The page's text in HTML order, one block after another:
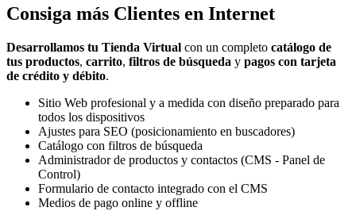
Consiga más Clientes en Internet
Desarrollamos tu Tienda Virtual con un completo catálogo de
tus productos, carrito, filtros de búsqueda y pagos con tarjeta
de crédito y débito.
Sitio Web profesional y a medida con diseño preparado para
todos los dispositivos
Ajustes para SEO (posicionamiento en buscadores)
Catálogo con filtros de búsqueda
Administrador de productos y contactos (CMS - Panel de
Control)
Formulario de contacto integrado con el CMS
Medios de pago online y offline